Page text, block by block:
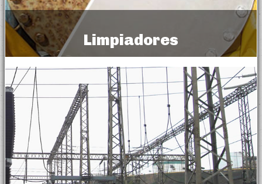
Limpiadores
Cleaners